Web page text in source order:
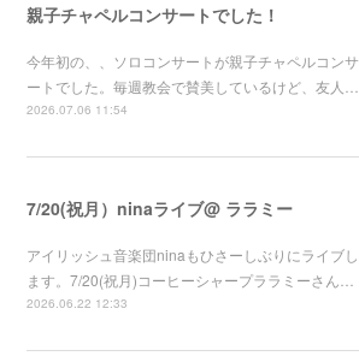
親子チャペルコンサートでした！
今年初の、、ソロコンサートが親子チャペルコンサ
ートでした。毎週教会で賛美しているけど、友人…
2026.07.06 11:54
7/20(祝月）ninaライブ@ ララミー
アイリッシュ音楽団ninaもひさーしぶりにライブし
ます。7/20(祝月)コーヒーシャープララミーさん…
2026.06.22 12:33